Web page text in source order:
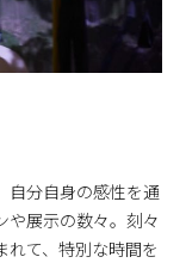
自分自身の感性を通
や展示の数々。刻々
れて、特別な時間を